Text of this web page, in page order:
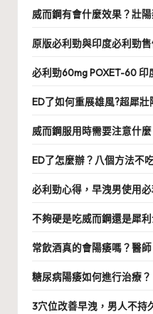
威而鋼有會什麼效果？壯
原版必利勁與印度必利勁
必利勁60mg POXET-60
ED了如何重展雄風?超犀
威而鋼服用時需要注意什麼
ED了怎麼辦？八個方法不
必利勁心得，早洩男使用
不夠硬是吃威而鋼還是犀
常飲酒真的會陽痿嗎？醫
糖尿病陽痿如何進行治療？
3穴位改善早洩，男人不持